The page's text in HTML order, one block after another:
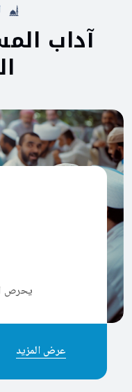
آداب
يحرص
عرض المزيد